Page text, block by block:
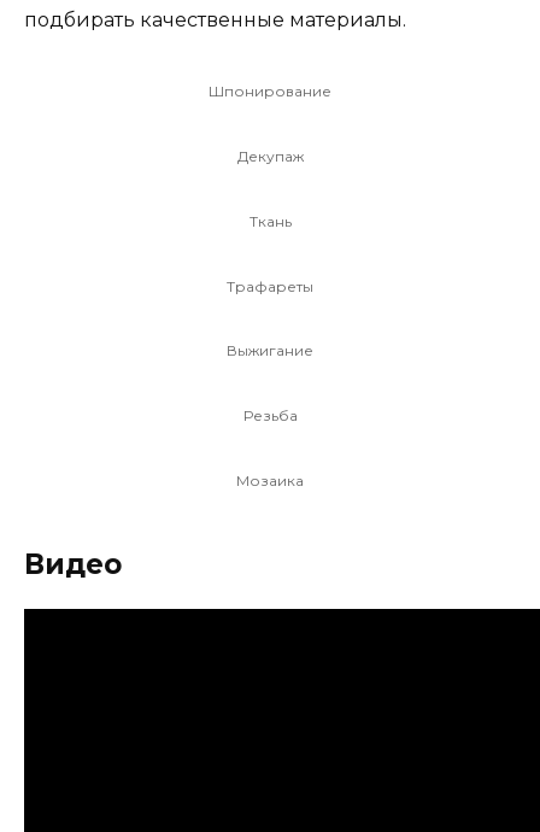
подбирать качественные материалы.
Шпонирование
Декупаж
Ткань
Трафареты
Выжигание
Резьба
Мозаика
Видео